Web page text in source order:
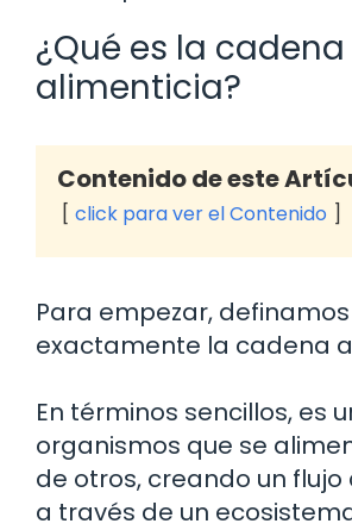
¿Qué es la cadena
alimenticia?
Contenido de este
click para ver el Contenido
Para empezar,
exactamente la cadena
En términos sencillos, es
organismos que se
de otros, creando un
a través de un